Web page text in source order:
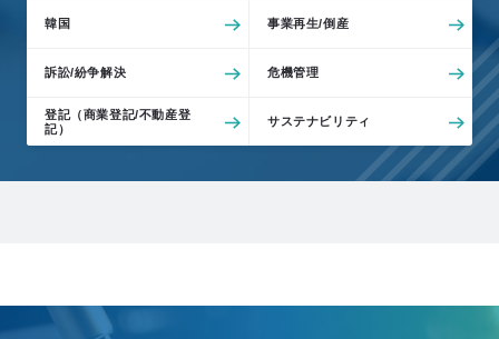
韓国 事業再生/倒産
訴訟/紛争解決 危機管理
登記（商業登記/不動産登
記）
サステナビリティ